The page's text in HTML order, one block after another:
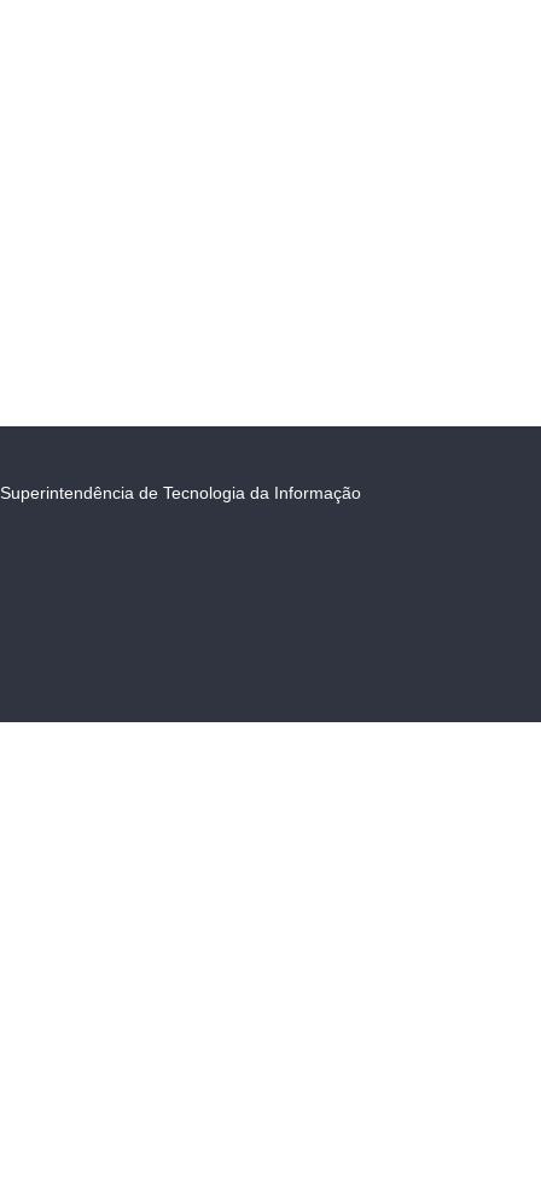
Superintendência de Tecnologia da Informação